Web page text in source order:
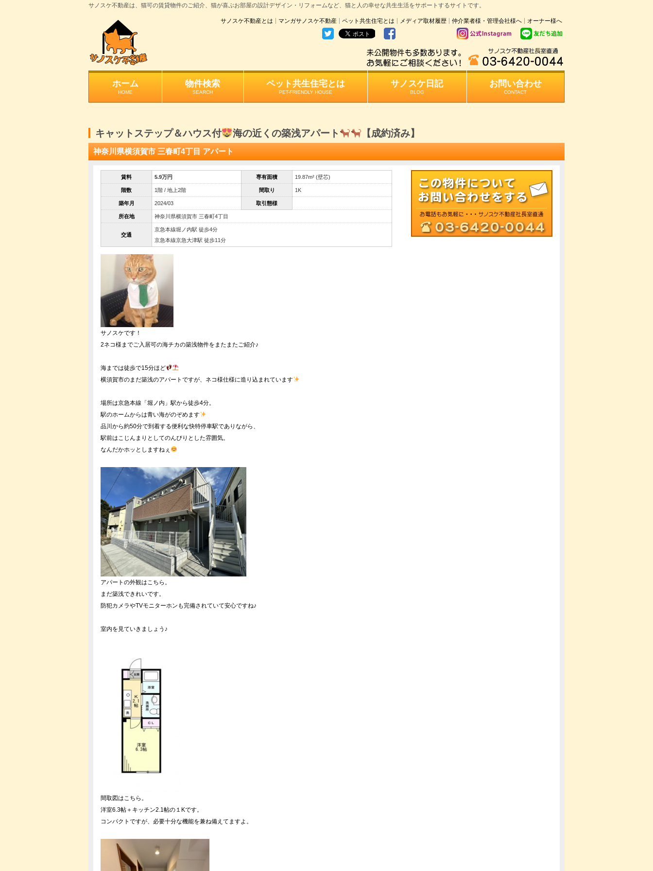
サノスケ不動産は、猫可の賃貸物件のご紹介、猫が喜ぶお部屋の設計デザイン・リフォームなど、猫と人の幸せな共生生活をサポートするサイトです。
サノスケ不動産とは マンガサノスケ不動産 ペット共生住宅とは メディア取材履歴 仲介業者様・管理会社様へ オーナー様へ
ホーム
HOME
物件検索
SEARCH
ペット共生住宅とは
PET-FRIENDLY HOUSE
サノスケ日記
BLOG
お問い合わせ
CONTACT
キャットステップ＆ハウス付 海の近くの築浅アパート 【成約済み】
神奈川県横須賀市 三春町4丁目 アパート
賃料 5.9万円 専有面積 19.87m² (壁芯)
階数 1階 / 地上2階 間取り 1K
築年月 2024/03 取引態様
所在地 神奈川県横須賀市 三春町4丁目
交通
京急本線堀ノ内駅 徒歩4分
京急本線京急大津駅 徒歩11分
サノスケです！
2ネコ様までご入居可の海チカの築浅物件をまたまたご紹介♪
海までは徒歩で15分ほど
横須賀市のまだ築浅のアパートですが、ネコ様仕様に造り込まれています
場所は京急本線「堀ノ内」駅から徒歩4分。
駅のホームからは青い海がのぞめます
品川から約50分で到着する便利な快特停車駅でありながら、
駅前はこじんまりとしてのんびりとした雰囲気。
なんだかホッとしますねぇ
アパートの外観はこちら。
まだ築浅できれいです。
防犯カメラやTVモニターホンも完備されていて安心ですね♪
室内を見ていきましょう♪
間取図はこちら。
洋室6.3帖＋キッチン2.1帖の１Kです。
コンパクトですが、必要十分な機能を兼ね備えてますよ。